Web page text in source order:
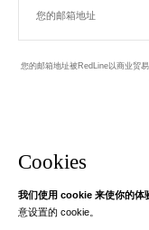
Cookies
我们使用 cookie 来使你的体
意设置的 cookie。
您的邮箱地址
您的邮箱地址被RedLine以商业贸
Instagram
新信息邮件